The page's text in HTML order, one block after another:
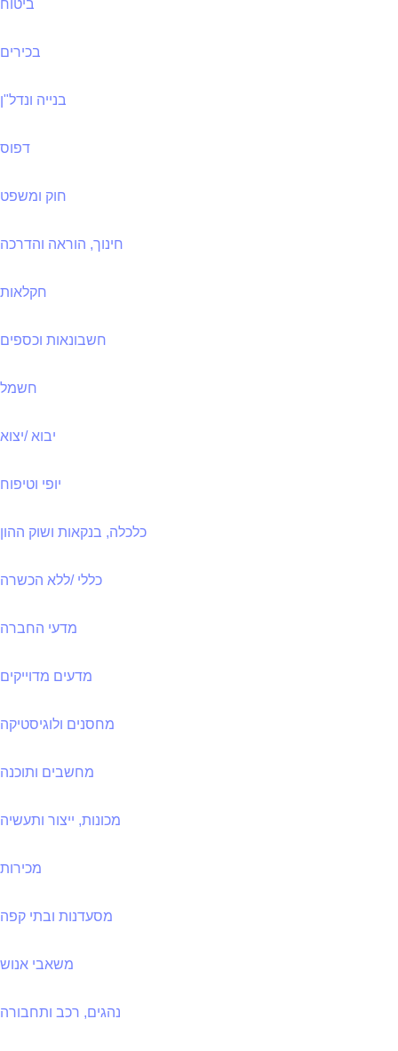
ביטוח
בכירים
בנייה ונדל"ן
דפוס
חוק ומשפט
חינוך, הוראה והדרכה
חקלאות
חשבונאות וכספים
חשמל
יבוא /יצוא
יופי וטיפוח
כלכלה, בנקאות ושוק ההון
כללי /ללא הכשרה
מדעי החברה
מדעים מדוייקים
מחסנים ולוגיסטיקה
מחשבים ותוכנה
מכונות, ייצור ותעשיה
מכירות
מסעדנות ובתי קפה
משאבי אנוש
נהגים, רכב ותחבורה